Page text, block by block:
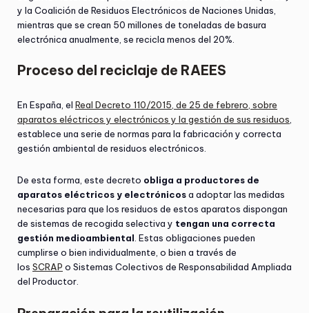
y la Coalición de Residuos Electrónicos de Naciones Unidas,
mientras que se crean 50 millones de toneladas de basura
electrónica anualmente, se recicla menos del 20%.
Proceso del reciclaje de RAEES
En España, el Real Decreto 110/2015, de 25 de febrero, sobre
aparatos eléctricos y electrónicos y la gestión de sus residuos
establece una serie de normas para la fabricación y correcta
gestión ambiental de residuos electrónicos.
De esta forma, este decreto obliga a productores de
aparatos eléctricos y electrónicosa adoptar las medidas
necesarias para que los residuos de estos aparatos dispongan
de sistemas de recogida selectiva y tengan una correcta
gestión medioambiental . Estas obligaciones pueden
cumplirse o bien individualmente, o bien a través de
los SCRAP o Sistemas Colectivos de Responsabilidad Ampliada
del Productor.